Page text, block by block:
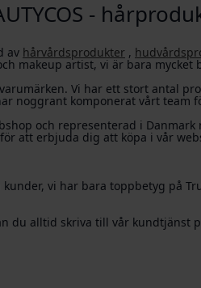
-
av hårvårdsprodukter ,
makeup artist, vi är bara mycket
Vi har ett stort antal
noggrant komponerat vårt team
och representerad i
att erbjuda dig att köpa i vår
kunder, vi har bara toppbetyg
du alltid skriva till vår kundtjänst